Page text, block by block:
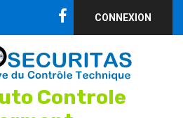
CONNEXION
Controle